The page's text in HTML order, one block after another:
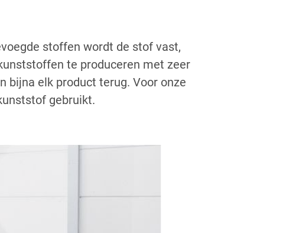
stoffen wordt de stof vast,
te produceren met zeer
bijna elk product terug. Voor onze
gebruikt.